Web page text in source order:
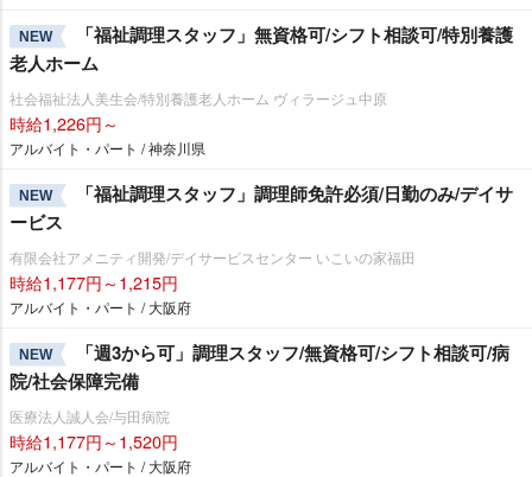
NEW
「福祉調理スタッフ」無資格可/シフト相談可/特別養護
老人ホーム
社会福祉法人美生会/特別養護老人ホーム ヴィラージュ中原
時給1,226円～
アルバイト・パート / 神奈川県
NEW
「福祉調理スタッフ」調理師免許必須/日勤のみ/デイサ
ービス
有限会社アメニティ開発/デイサービスセンター いこいの家福田
時給1,177円～1,215円
アルバイト・パート / 大阪府
NEW
「週3から可」調理スタッフ/無資格可/シフト相談可/病
院/社会保障完備
医療法人誠人会/与田病院
時給1,177円～1,520円
アルバイト・パート / 大阪府